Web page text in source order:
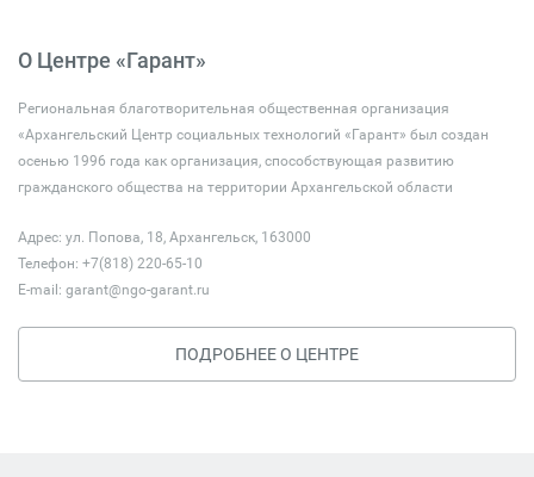
О Центре «Гарант»
Региональная благотворительная общественная организация
«Архангельский Центр социальных технологий «Гарант» был создан
осенью 1996 года как организация, способствующая развитию
гражданского общества на территории Архангельской области
Адрес: ул. Попова, 18, Архангельск, 163000
Телефон: +7(818) 220-65-10
E-mail: garant@ngo-garant.ru
ПОДРОБНЕЕ О ЦЕНТРЕ